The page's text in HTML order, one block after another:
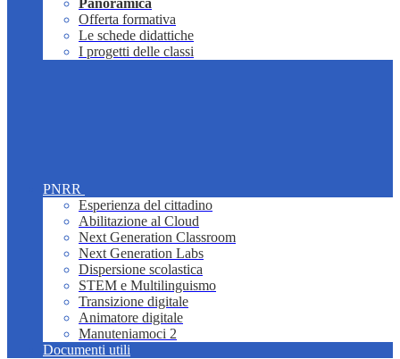
Panoramica
Offerta formativa
Le schede didattiche
I progetti delle classi
PNRR
Esperienza del cittadino
Abilitazione al Cloud
Next Generation Classroom
Next Generation Labs
Dispersione scolastica
STEM e Multilinguismo
Transizione digitale
Animatore digitale
Manuteniamoci 2
Documenti utili